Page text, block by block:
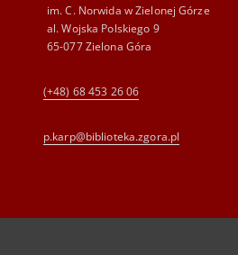
im. C. Norwida w Zielonej Górze
al. Wojska Polskiego 9
65-077 Zielona Góra
(+48) 68 453 26 06
p.karp@biblioteka.zgora.pl